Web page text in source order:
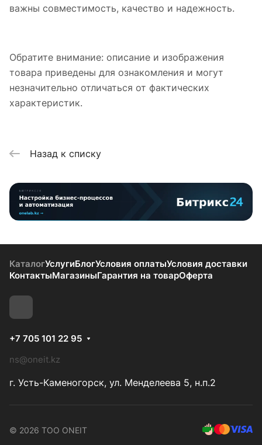
важны совместимость, качество и надежность.
Обратите внимание: описание и изображения
товара приведены для ознакомления и могут
незначительно отличаться от фактических
характеристик.
Назад к списку
КаталогУслугиБлогУсловия оплатыУсловия доставки
КонтактыМагазиныГарантия на товарОферта
+7 705 101 22 95
ns@oneit.kz
г. Усть-Каменогорск, ул. Менделеева 5, н.п.2
© 2026 ТОО ONEIT